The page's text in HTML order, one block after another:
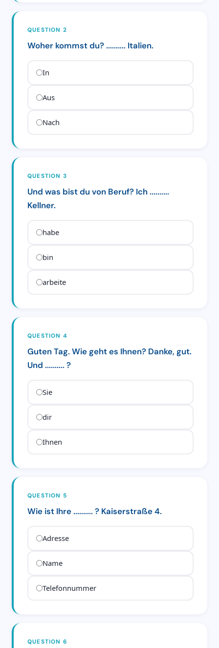
QUESTION 2
Woher kommst du? .......... Italien.
In
Aus
Nach
QUESTION 3
Und was bist du von Beruf? Ich ..........
Kellner.
habe
bin
arbeite
QUESTION 4
Guten Tag. Wie geht es Ihnen? Danke, gut.
Und .......... ?
Sie
dir
Ihnen
QUESTION 5
Wie ist Ihre .......... ? Kaiserstraße 4.
Adresse
Name
Telefonnummer
QUESTION 6